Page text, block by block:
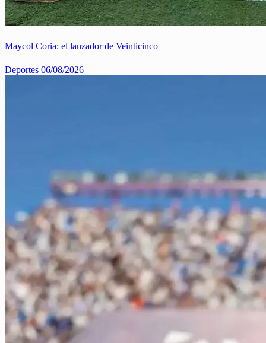
Maycol Coria: el lanzador de Veinticinco
Deportes 06/08/2026